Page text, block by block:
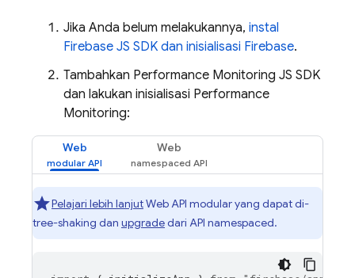
Jika Anda belum melakukannya, instal
Firebase JS SDK dan inisialisasi Firebase.
Tambahkan Performance Monitoring JS SDK
dan lakukan inisialisasi Performance
Monitoring:
Web Web
Pelajari lebih lanjutWeb API modular yang dapat di-
tree-shaking dan upgradedari API namespaced.